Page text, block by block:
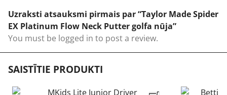
Uzraksti atsauksmi pirmais par “Taylor Made Spider
EX Platinum Flow Neck Putter golfa nūja”
You must be logged in to post a review.
SAISTĪTIE PRODUKTI